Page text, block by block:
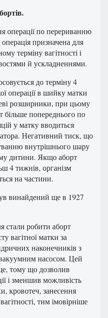
операції по перериванню
призначена для
терміну вагітності і
й ускладненнями.
до терміну 4
операції в шийку матки
розширники, при цьому
більше попереднього по
у матку вводиться
Негативний тиск, що
внутрішнього шару
дитини. Якщо аборт
4 тижнів, організм
на частини.
винайдений ще в 1927
стали робити аборт
вагітної матки за
наконечників з
насосом. Цей
тому що дозволив
і зменшив можливість
кровотеч, занесення
тим імовірніше